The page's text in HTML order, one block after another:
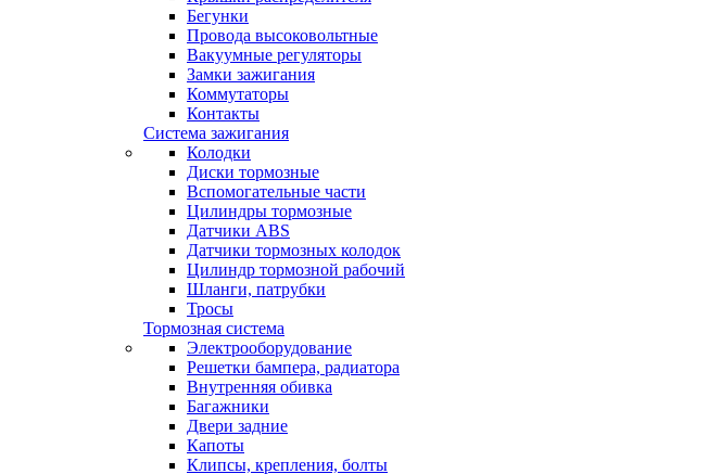
Бегунки
Провода высоковольтные
Вакуумные регуляторы
Замки зажигания
Коммутаторы
Контакты
Система зажигания
Колодки
Диски тормозные
Вспомогательные части
Цилиндры тормозные
Датчики ABS
Датчики тормозных колодок
Цилиндр тормозной рабочий
Шланги, патрубки
Тросы
Тормозная система
Электрооборудование
Решетки бампера, радиатора
Внутренняя обивка
Багажники
Двери задние
Капоты
Клипсы, крепления, болты